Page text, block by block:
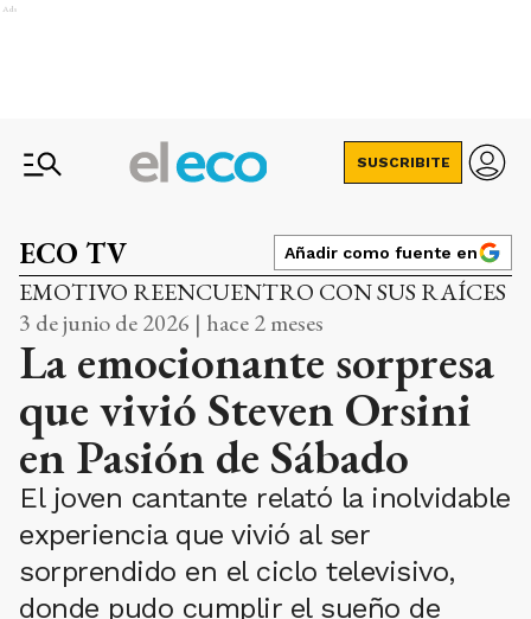
Ads
SUSCRIBITE
ECO TV Añadir como fuente en
EMOTIVO REENCUENTRO CON SUS RAÍCES
3 de junio de 2026 | hace 2 meses
La emocionante sorpresa
que vivió Steven Orsini
en Pasión de Sábado
El joven cantante relató la inolvidable
experiencia que vivió al ser
sorprendido en el ciclo televisivo,
donde pudo cumplir el sueño de